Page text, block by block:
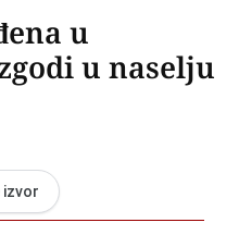
u
u naselju
izvor